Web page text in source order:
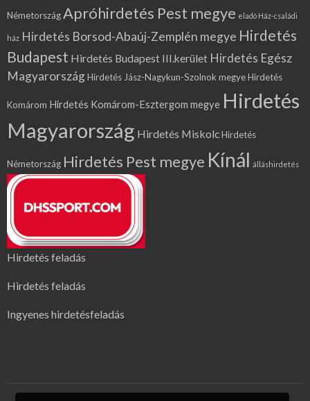
NémetországApróhirdetés Pest megye eladó Ház-családi
ház Hirdetés Borsod-Abaúj-Zemplén megye Hirdetés
Budapest Hirdetés Budapest III.kerület Hirdetés Egész
MagyarországHirdetés Jász-Nagykun-Szolnok megyeHirdetés
Komárom Hirdetés Komárom-Esztergom megye Hirdetés
Magyarország Hirdetés MiskolcHirdetés
Németország Hirdetés Pest megye Kínál álláshirdetés
Hirdetés feladás
Hirdetés feladás
Ingyenes hirdetésfeladás